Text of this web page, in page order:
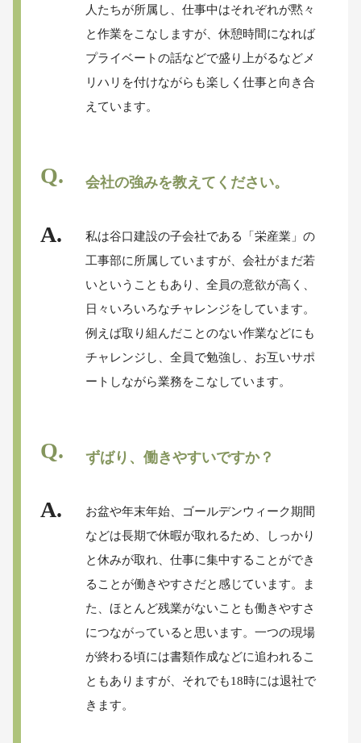
人たちが所属し、仕事中はそれぞれが黙々
と作業をこなしますが、休憩時間になれば
プライベートの話などで盛り上がるなどメ
リハリを付けながらも楽しく仕事と向き合
えています。
会社の強みを教えてください。
私は谷口建設の子会社である「栄産業」の
工事部に所属していますが、会社がまだ若
いということもあり、全員の意欲が高く、
日々いろいろなチャレンジをしています。
例えば取り組んだことのない作業などにも
チャレンジし、全員で勉強し、お互いサポ
ートしながら業務をこなしています。
ずばり、働きやすいですか？
お盆や年末年始、ゴールデンウィーク期間
などは長期で休暇が取れるため、しっかり
と休みが取れ、仕事に集中することができ
ることが働きやすさだと感じています。ま
た、ほとんど残業がないことも働きやすさ
につながっていると思います。一つの現場
が終わる頃には書類作成などに追われるこ
ともありますが、それでも18時には退社で
きます。